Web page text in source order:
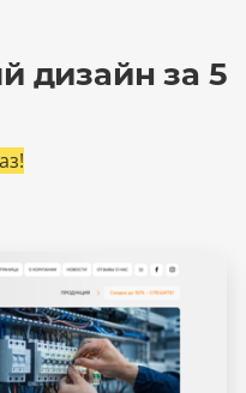
дизайн за 5